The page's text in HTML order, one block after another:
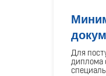
Для
диплома